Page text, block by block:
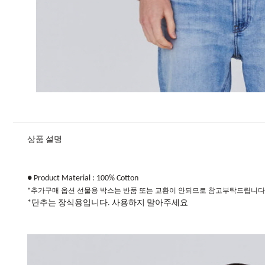
상품 설명
● Product Material : 100% Cotton​
*추가구매 옵션 선물용 박스는 반품 또는 교환이 안되므로 참고부탁드립니
​*단추는 장식용입니다. 사용하지 말아주세요​